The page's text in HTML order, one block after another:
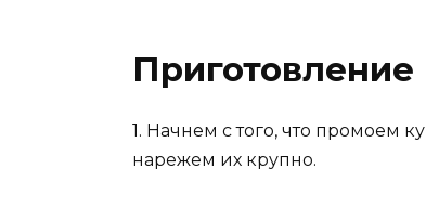
Приготовление
1. Начнем с того, что промоем
нарежем их крупно.